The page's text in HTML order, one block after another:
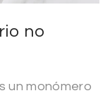
no
un monómero